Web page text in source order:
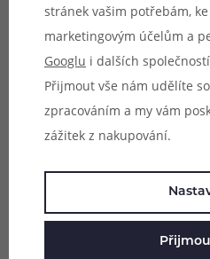
stránek vašim potřebám,
marketingovým účelům a
Googlu i dalších
Přijmout vše nám udělíte
zpracováním a my vám
zážitek z nakupování.